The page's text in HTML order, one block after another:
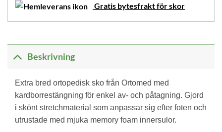
Gratis bytesfrakt för skor
Beskrivning
Extra bred ortopedisk sko från Ortomed med
kardborrestängning för enkel av- och påtagning. Gjord
i skönt stretchmaterial som anpassar sig efter foten och
utrustade med mjuka memory foam innersulor.